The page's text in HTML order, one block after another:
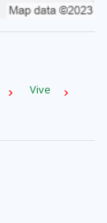
Vive